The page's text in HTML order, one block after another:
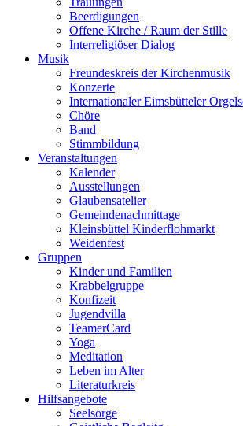
Beerdigungen
Offene Kirche / Raum der Stille
Interreligiöser Dialog
Musik
Freundeskreis der Kirchenmusik
Konzerte
Internationaler Eimsbütteler
Chöre
Band
Stimmbildung
Veranstaltungen
Kalender
Ausstellungen
Glaubensatelier
Gemeindenachmittage
Kleinsbüttel Kinder­flohmarkt
Weidenfest
Gruppen
Kinder und Familien
Krabbelgruppe
Konfizeit
Jugendvilla
TeamerCard
Yoga
Meditation
Leben im Alter
Literaturkreis
Hilfsangebote
Seelsorge